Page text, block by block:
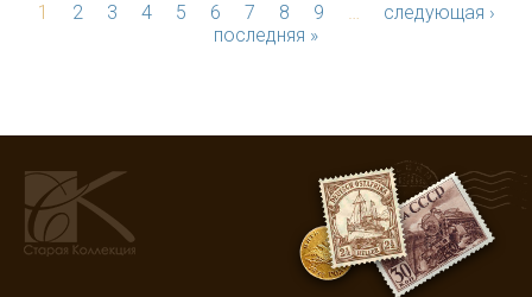
1 2 3 4 5 6 7 8 9 …
следующая ›
последняя »